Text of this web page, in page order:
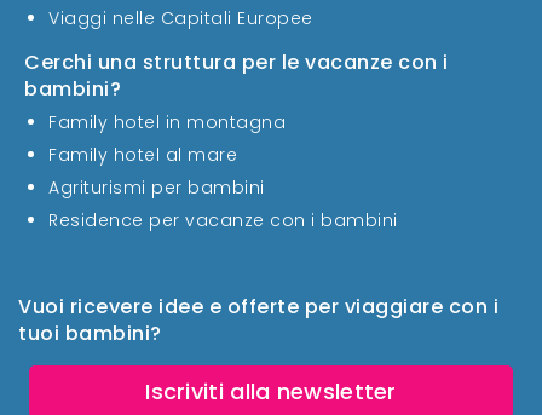
Vuoi ricevere idee e offerte per viaggiare con i
tuoi bambini?
Iscriviti alla newsletter
Viaggi nelle Capitali Europee
Cerchi una struttura per le vacanze con i
bambini?
Family hotel in montagna
Family hotel al mare
Agriturismi per bambini
Residence per vacanze con i bambini